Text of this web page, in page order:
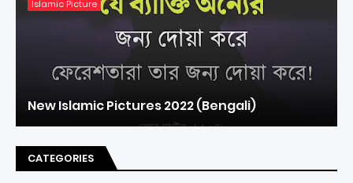
Islamic Picture
New Islamic Pictures 2022 (Bengali)
CATEGORIES